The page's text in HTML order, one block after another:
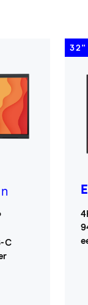
C
32''